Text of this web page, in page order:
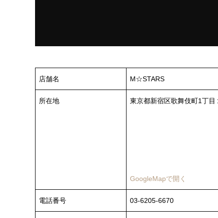
店舗名 M☆STARS
所在地 東京都新宿区歌舞伎町1丁
GoogleMapで開く
電話番号 03-6205-6670